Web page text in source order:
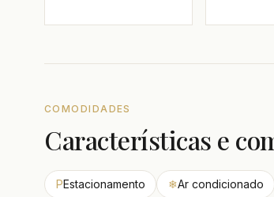
COMODIDADES
Características e
PEstacionamento ❄Ar condicionado